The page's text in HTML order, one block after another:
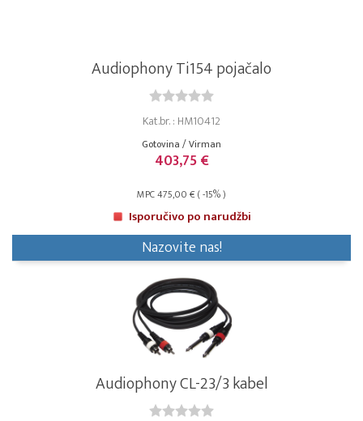
Audiophony Ti154 pojačalo
Kat.br. : HM10412
Gotovina / Virman
403,75 €
MPC 475,00 € ( -15% )
Isporučivo po narudžbi
Nazovite nas!
Audiophony CL-23/3 kabel